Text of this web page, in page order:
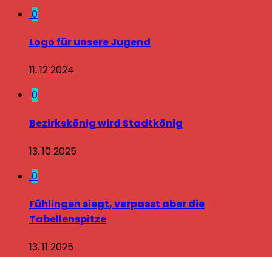
0
Logo für unsere Jugend
11. 12 2024
0
Bezirkskönig wird Stadtkönig
13. 10 2025
0
Fühlingen siegt, verpasst aber die
Tabellenspitze
13. 11 2025